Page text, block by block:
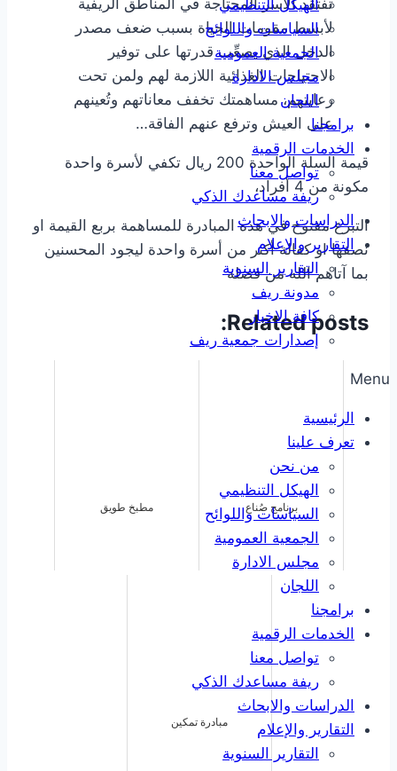
الهيكل التنظيمي
السياسات واللوائح
الجمعية العمومية
مجلس الادارة
اللجان
برامجنا
الخدمات الرقمية
تواصل معنا
ريفة مساعدك الذكي
الدراسات والابحاث
التقارير والإعلام
التقارير السنوية
مدونة ريف
كافة الاخبار
إصدارات جمعية ريف
Menu
الرئيسية
تعرف علينا
من نحن
الهيكل التنظيمي
السياسات واللوائح
الجمعية العمومية
مجلس الادارة
اللجان
برامجنا
الخدمات الرقمية
تواصل معنا
ريفة مساعدك الذكي
الدراسات والابحاث
التقارير والإعلام
التقارير السنوية
تفتقد الأسر المحتاجة في المناطق الريفية
لأبسط مقومات الحياة بسبب ضعف مصدر
الدخل الذي يصعِّب قدرتها على توفير
الاحتياجات الغذائية اللازمة لهم ولمن تحت
رعايتهم، مساهمتك تخفف معاناتهم وتُعينهم
على العيش وترفع عنهم الفاقة…
قيمة السلة الواحدة 200 ريال تكفي لأسرة واحدة
مكونة من 4 أفراد،
التبرع مفتوح في هذه المبادرة للمساهمة بربع القيمة او
نصفها او كفالة أكثر من أسرة واحدة ليجود المحسنين
بما آتاهم الله من فضله
Related posts:
برنامج صُناع مطبخ طويق
مبادرة تمكين